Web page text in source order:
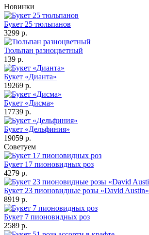
Новинки
Букет 25 тюльпанов
3299 р.
Тюльпан разноцветный
139 р.
Букет «Дианта»
19269 р.
Букет «Дисма»
17739 р.
Букет «Дельфиния»
19059 р.
Советуем
Букет 17 пионовидных роз
4279 р.
Букет 23 пионовидные розы «David Austin»
8919 р.
Букет 7 пионовидных роз
2589 р.